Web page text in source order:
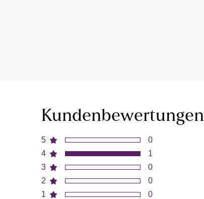
Kundenbewertungen
5
4
3
2
1
0
1
0
0
0